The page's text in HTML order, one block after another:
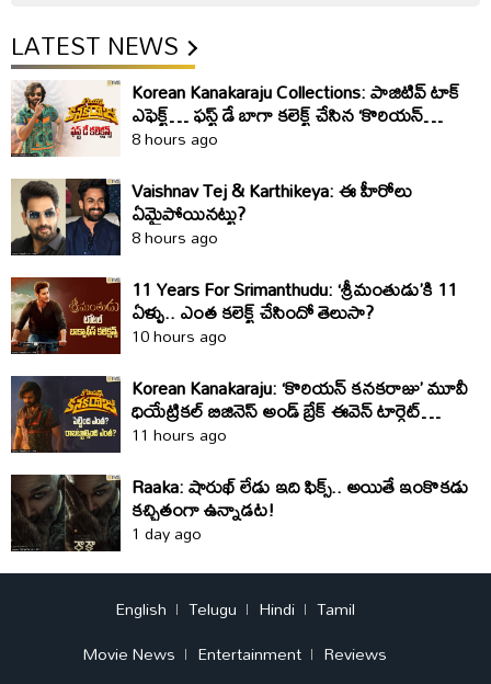
LATEST NEWS
Korean Kanakaraju Collections: పాజిటివ్ టాక్
ఎఫెక్ట్… ఫస్ట్ డే బాగా కలెక్ట్ చేసిన ‘కొరియన్
కనకరాజు’
8 hours ago
Vaishnav Tej & Karthikeya: ఈ హీరోలు
ఏమైపోయినట్టు?
8 hours ago
11 Years For Srimanthudu: ‘శ్రీమంతుడు’కి 11
ఏళ్ళు.. ఎంత కలెక్ట్ చేసిందో తెలుసా?
10 hours ago
Korean Kanakaraju: ‘కొరియన్ కనకరాజు’ మూవీ
ధియేట్రికల్ బిజినెస్ అండ్ బ్రేక్ ఈవెన్ టార్గెట్
డీటెయిల్స్
11 hours ago
Raaka: షారుఖ్‌ లేడు ఇది ఫిక్స్‌.. అయితే ఇంకొకడు
కచ్చితంగా ఉన్నాడట!
1 day ago
English Telugu Hindi
Tamil
Movie News
Entertainment Reviews